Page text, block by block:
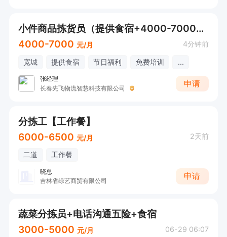
小件商品拣货员（提供食宿+4000-7000元）
4000-7000 元/月 4分钟前
宽城 提供食宿 节日福利 免费培训 ...
张经理
长春先飞物流智慧科技有限公司
申请
分拣工【工作餐】
6000-6500 元/月 2天前
二道 工作餐
晓总
吉林省绿艺商贸有限公司
申请
蔬菜分拣员+电话沟通五险+食宿
3000-5000 元/月 06-29 06:07